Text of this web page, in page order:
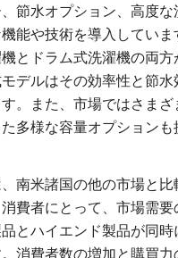
節水オプション、高度な
能や技術を導入してい
とドラム式洗濯機の両方
デルはその効率性と節水
。また、市場ではさまざ
多様な容量オプションも
南米諸国の他の市場と比
費者にとって、市場需
とハイエンド製品が同
消費者数の増加と購買力